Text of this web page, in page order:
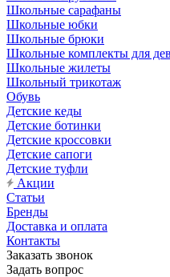
Школьные сарафаны
Школьные юбки
Школьные брюки
Школьные комплекты для
Школьные жилеты
Школьный трикотаж
Обувь
Детские кеды
Детские ботинки
Детские кроссовки
Детские сапоги
Детские туфли
Акции
Статьи
Бренды
Доставка и оплата
Контакты
Заказать звонок
Задать вопрос